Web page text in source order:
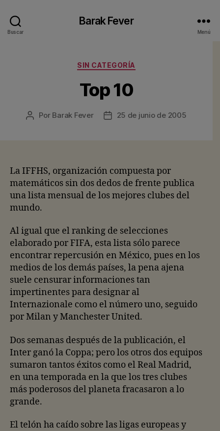
Buscar
Barak Fever
Menú
Categorías
SIN CATEGORÍA
Top 10
Autor
Por Barak Fever
Fecha25 de junio de 2005
La IFFHS, organización compuesta por
matemáticos sin dos dedos de frente publica
una lista mensual de los mejores clubes del
mundo.
Al igual que el ranking de selecciones
elaborado por FIFA, esta lista sólo parece
encontrar repercusión en México, pues en los
medios de los demás países, la pena ajena
suele censurar informaciones tan
impertinentes para designar al
Internazionale como el número uno, seguido
por Milan y Manchester United.
Dos semanas después de la publicación, el
Inter ganó la Coppa; pero los otros dos equipos
sumaron tantos éxitos como el Real Madrid,
en una temporada en la que los tres clubes
más poderosos del planeta fracasaron a lo
grande.
El telón ha caído sobre las ligas europeas y